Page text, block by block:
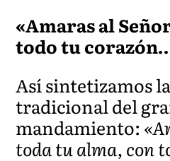
«Amaras al
todo tu
Así sintetizamos
tradicional del
mandamiento:
toda tu alma, con